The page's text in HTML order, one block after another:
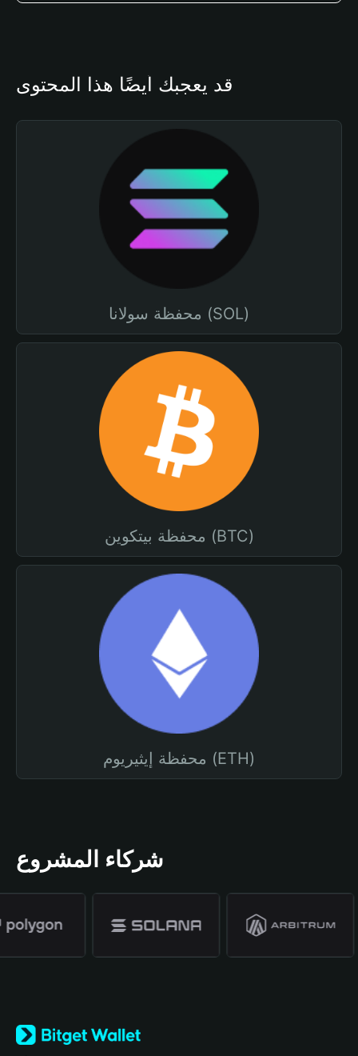
قد يعجبك أيضًا هذا المحتوى
محفظة سولانا (SOL)
محفظة بيتكوين (BTC)
محفظة إيثيريوم (ETH)
شركاء المشروع